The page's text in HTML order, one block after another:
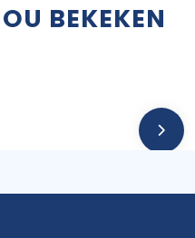
BEKEKEN